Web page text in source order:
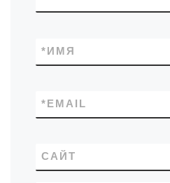
ИМЯ
*
EMAIL
*
САЙТ